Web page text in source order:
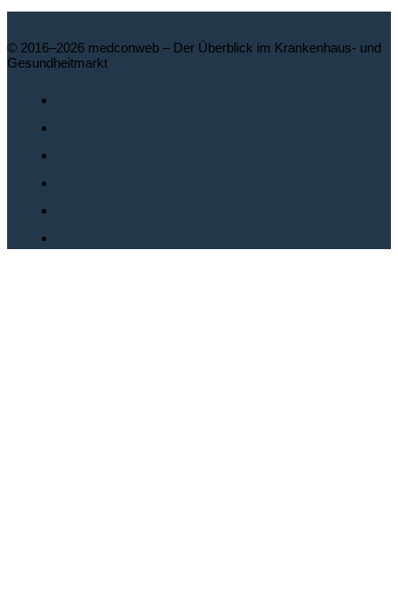
© 2016–2026 medconweb – Der Überblick im Krankenhaus- und
Gesundheitmarkt